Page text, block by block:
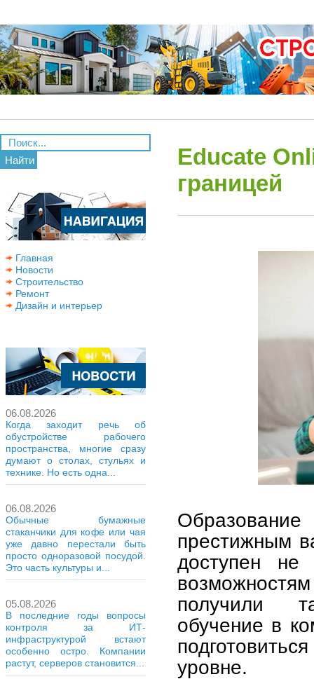
Найти
Главная
Новости
Строительство
Ремонт
Дизайн и интерьер
06.08.2026
Когда заходит речь об
обустройстве рабочего
пространства, многие сразу
думают о столах, стульях и
технике. Но есть одна...
06.08.2026
Обычные бумажные
стаканчики для кофе или чая
уже давно перестали быть
просто одноразовой посудой.
Это часть культуры и...
05.08.2026
В последние годы вопросы
контроля за ИТ-
инфраструктурой встают
особенно остро. Компании
растут, серверов становится...
Educate
границей
престижным
доступен не
получили
обучение в
уровне.